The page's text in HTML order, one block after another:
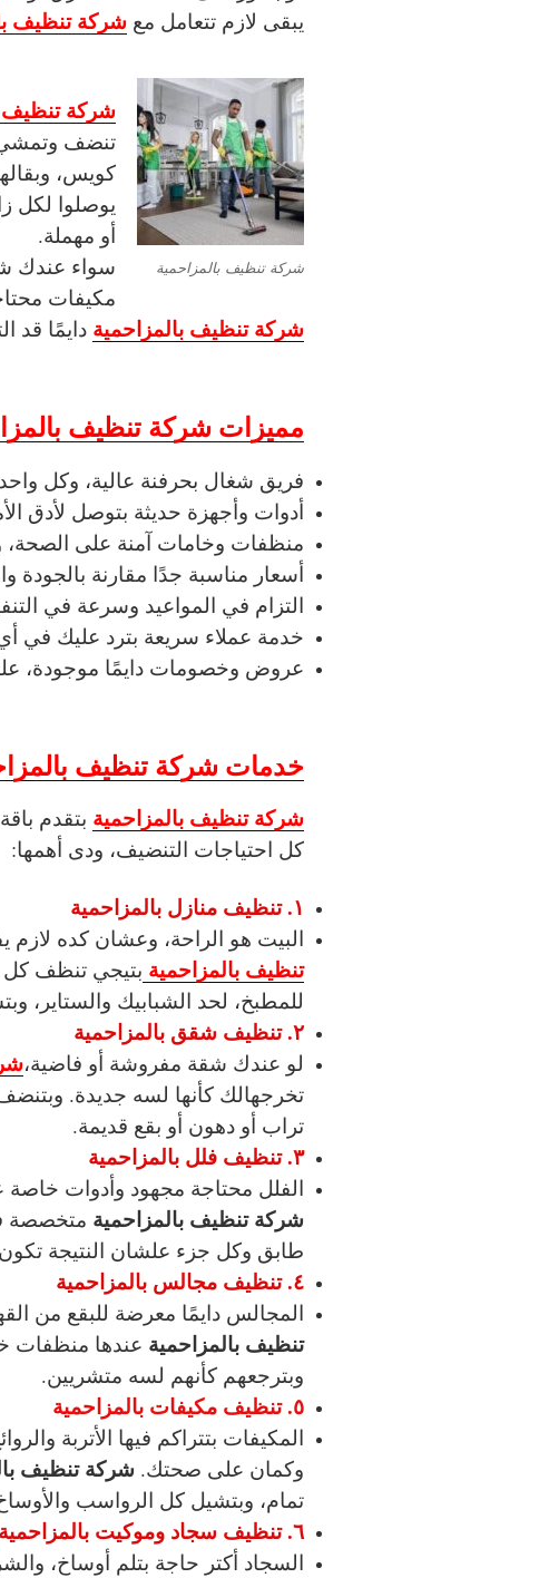
يبقى لازم تتعامل مع شركة تنظيف
شركة تنظيف بالمزاحمية
شركة تنظيف
تنضف
كويس،
يوصلوا لكل
أو مهملة.
سواء عندك
مكيفات
شركة تنظيف بالمزاحمية دايمًا قد
مميزات شركة تنظيف
فريق شغال بحرفنة عالية، وكل
أدوات وأجهزة حديثة بتوصل لأدق
منظفات وخامات آمنة على الصحة،
أسعار مناسبة جدًا مقارنة بالجودة
التزام في المواعيد وسرعة في
خدمة عملاء سريعة بترد عليك في
عروض وخصومات دايمًا موجودة،
خدمات شركة تنظيف
شركة تنظيف بالمزاحمية بتقدم
كل احتياجات التنضيف، ودى أهمها:
١. تنظيف منازل بالمزاحمية
البيت هو الراحة، وعشان كده
تنظيف بالمزاحمية بتيجي تنظف كل
للمطبخ، لحد الشبابيك والستاير،
٢. تنظيف شقق بالمزاحمية
لو عندك شقة مفروشة أو فاضية،
تخرجهالك كأنها لسه جديدة.
تراب أو دهون أو بقع قديمة.
٣. تنظيف فلل بالمزاحمية
الفلل محتاجة مجهود وأدوات
شركة تنظيف بالمزاحمية متخصصة
طابق وكل جزء علشان النتيجة
٤. تنظيف مجالس بالمزاحمية
المجالس دايمًا معرضة للبقع من
تنظيف بالمزاحمية عندها منظفات
وبترجعهم كأنهم لسه متشريين.
٥. تنظيف مكيفات بالمزاحمية
المكيفات بتتراكم فيها الأتربة
وكمان على صحتك. شركة تنظيف
تمام، وبتشيل كل الرواسب
٦. تنظيف سجاد وموكيت بالمزاحمية
السجاد أكتر حاجة بتلم أوساخ،